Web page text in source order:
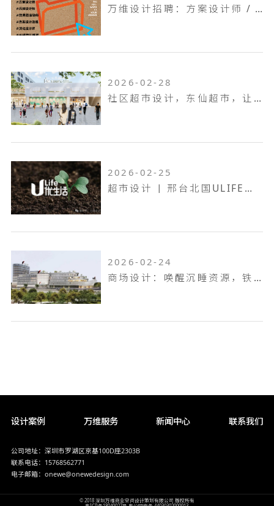
万维设计招聘：方案设计师 / 方案设计助理...
2026-02-28
社区超市设计，东仙超市，让生活回归本真！
2026-02-25
超市设计 | 邢台北国ULIFE，共生共融，工业底色的烟火叙事！
2026-02-24
商场设计：唤醒沉睡资源，铁岭双燕天河城，狂揽 9.6 万客流
设计案例 万维服务 新闻中心 联系我们
公司地址：深圳市罗湖区京基100D座2303B
联系电话：15768562771
电子邮箱：onewe@onewedesign.com
© 2018 深圳万维商业空间设计策划有限公司 版权所有